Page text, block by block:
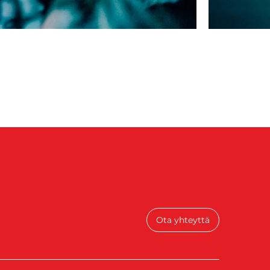
Ota yhteyttä